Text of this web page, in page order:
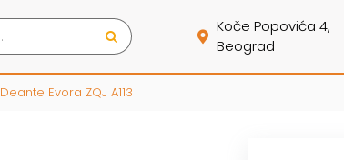
Koče Popovića 4,
Beograd
Deante Evora ZQJ A113